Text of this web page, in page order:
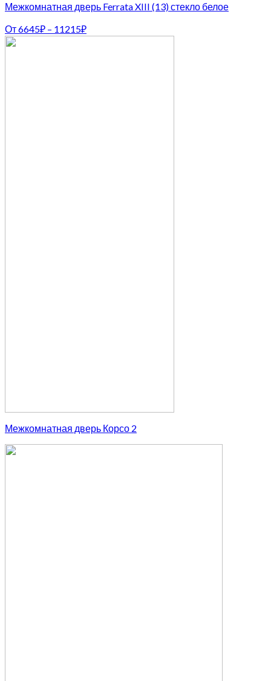
Межкомнатная дверь Ferrata XIII (13) стекло белое
От6645₽ – 11215₽
Межкомнатная дверь Корсо 2